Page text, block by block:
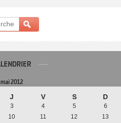
mai 2012
J V S D
3 4 5
6
10 11 12
13